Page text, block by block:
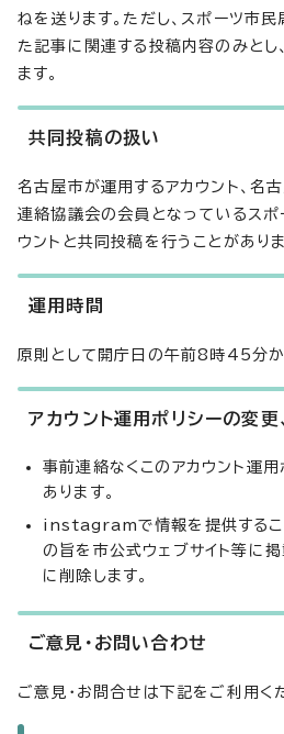
ねを送ります。ただし、スポーツ市
た記事に関連する投稿内容のみとし
ます。
共同投稿の扱い
名古屋市が運用するアカウント、名
連絡協議会の会員となっているスポ
ウントと共同投稿を行うことがありま
運用時間
原則として開庁日の午前8時45分
アカウント運用ポリシーの変更
事前連絡なくこのアカウント運
あります。
instagramで情報を提供するこ
の旨を市公式ウェブサイト等に掲
に削除します。
ご意見・お問い合わせ
ご意見・お問合せは下記をご利用く